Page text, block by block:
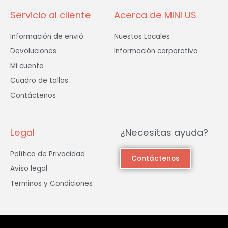
Servicio al cliente
Información de envió
Devoluciones
Mi cuenta
Cuadro de tallas
Contáctenos
Acerca de MINI US
Nuestos Locales
Información corporativa
Legal
Política de Privacidad
Aviso legal
Terminos y Condiciones
¿Necesitas ayuda?
Contáctenos